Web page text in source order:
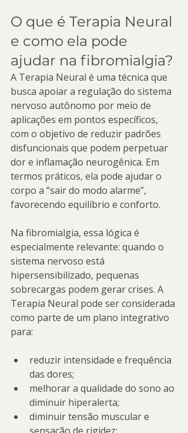
O que é Terapia Neural
e como ela pode
ajudar na fibromialgia?
A Terapia Neural é uma técnica que
busca apoiar a regulação do sistema
nervoso autônomo por meio de
aplicações em pontos específicos,
com o objetivo de reduzir padrões
disfuncionais que podem perpetuar
dor e inflamação neurogênica. Em
termos práticos, ela pode ajudar o
corpo a “sair do modo alarme”,
favorecendo equilíbrio e conforto.
Na fibromialgia, essa lógica é
especialmente relevante: quando o
sistema nervoso está
hipersensibilizado, pequenas
sobrecargas podem gerar crises. A
Terapia Neural pode ser considerada
como parte de um plano integrativo
para:
reduzir intensidade e frequência
das dores;
melhorar a qualidade do sono ao
diminuir hiperalerta;
diminuir tensão muscular e